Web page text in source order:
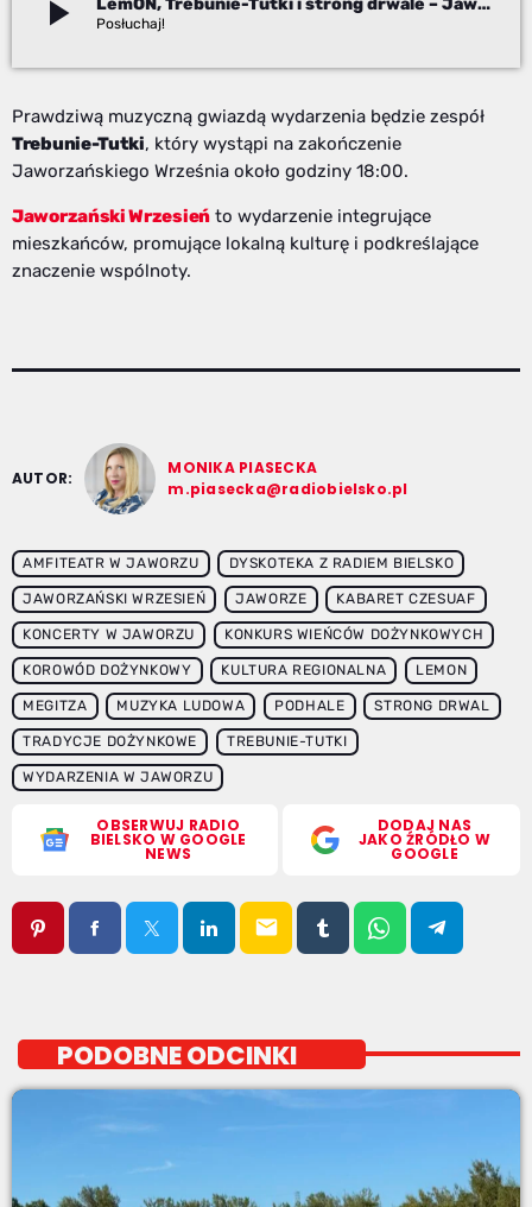
play_arrow
Prawdziwą muzyczną gwiazdą wydarzenia będzie zespół
Trebunie-Tutki, który wystąpi na zakończenie
Jaworzańskiego Września około godziny 18:00.
Jaworzański Wrzesień to wydarzenie integrujące
mieszkańców, promujące lokalną kulturę i podkreślające
znaczenie wspólnoty.
AUTOR:
MONIKA PIASECKA
m.piasecka@radiobielsko.pl
AMFITEATR W JAWORZU DYSKOTEKA Z RADIEM BIELSKO
JAWORZAŃSKI WRZESIEŃ JAWORZE KABARET CZESUAF
KONCERTY W JAWORZU KONKURS WIEŃCÓW DOŻYNKOWYCH
KOROWÓD DOŻYNKOWY KULTURA REGIONALNA LEMON
MEGITZA MUZYKA LUDOWA PODHALE STRONG DRWAL
TRADYCJE DOŻYNKOWE TREBUNIE-TUTKI
WYDARZENIA W JAWORZU
OBSERWUJ RADIO
BIELSKO W GOOGLE
NEWS
DODAJ NAS
JAKO ŹRÓDŁO W
GOOGLE
email
PODOBNE ODCINKI